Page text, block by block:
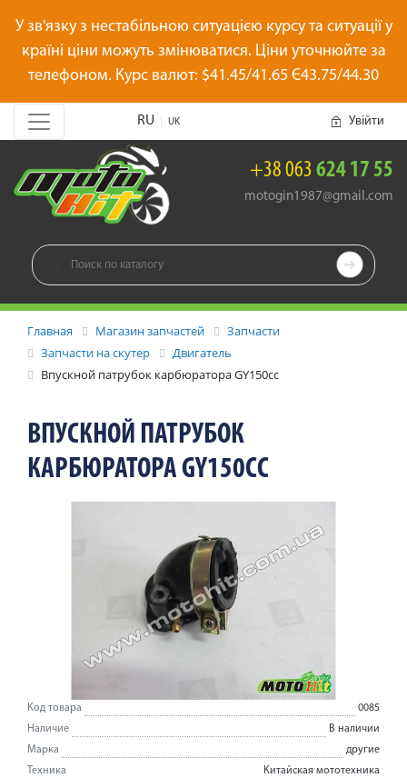
У зв'язку з нестабільною ситуацією курсу та ситуації у
країні ціни можуть змінюватися. Ціни уточнюйте за
телефоном. Курс валют: $41.45/41.65 Є43.75/44.30
RU UK Увійти
+38 063 624 17 55
motogin1987@gmail.com

Главная Магазин запчастей
Запчасти
Запчасти на скутер
Двигатель
Впускной патрубок карбюратора GY150cc
ВПУСКНОЙ ПАТРУБОК
КАРБЮРАТОРА GY150CC
Код товара
0085
Наличие
В наличии
Марка
другие
Техника
Китайская мототехника